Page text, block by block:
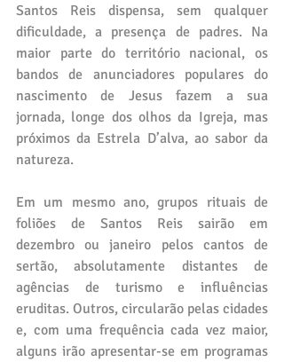
Santos Reis dispensa, sem qualquer
dificuldade, a presença de padres. Na
maior parte do território nacional, os
bandos de anunciadores populares do
nascimento de Jesus fazem a sua
jornada, longe dos olhos da Igreja, mas
próximos da Estrela D’alva, ao sabor da
natureza.
Em um mesmo ano, grupos rituais de
foliões de Santos Reis sairão em
dezembro ou janeiro pelos cantos de
sertão, absolutamente distantes de
agências de turismo e influências
eruditas. Outros, circularão pelas cidades
e, com uma frequência cada vez maior,
alguns irão apresentar-se em programas